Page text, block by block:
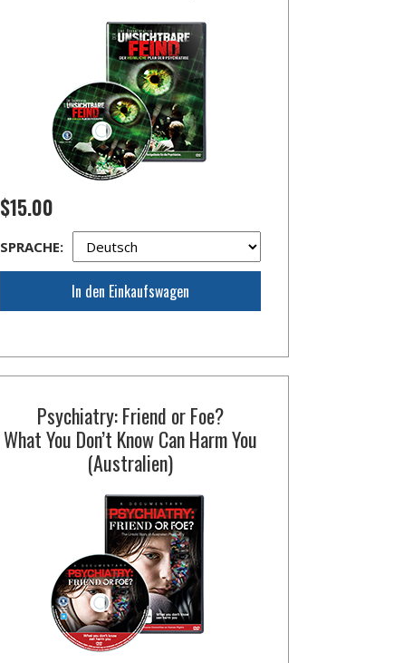
$15.00
SPRACHE:
In den Einkaufswagen
Psychiatry: Friend or Foe?
What You Don’t Know Can Harm You
(Australien)